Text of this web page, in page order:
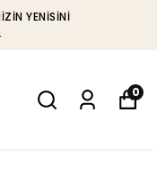
YENISINI
0